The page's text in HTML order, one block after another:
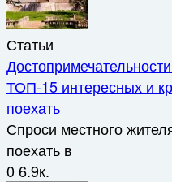
Статьи
ТОП-15 интересных и
поехать
Спроси местного
поехать в
06.9к.